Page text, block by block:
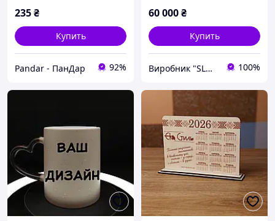
235₴
Купить
Pandar - ПанДар 92%
60 000₴
Купить
Виробник "SLON" 100%